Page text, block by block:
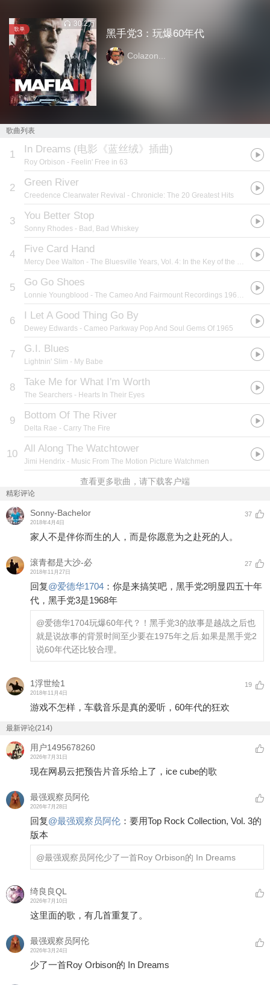
歌单
30.2万
黑手党3：玩爆60年代
Colazon...
歌曲列表
1 In Dreams (电影《蓝丝绒》插曲)
Roy Orbison - Feelin' Free in 63
2 Green River
Creedence Clearwater Revival - Chronicle: The 20 Greatest Hits
3 You Better Stop
Sonny Rhodes - Bad, Bad Whiskey
4 Five Card Hand
Mercy Dee Walton - The Bluesville Years, Vol. 4: In the Key of the Blues
5 Go Go Shoes
Lonnie Youngblood - The Cameo And Fairmount Recordings 1965-1967
6 I Let A Good Thing Go By
Dewey Edwards - Cameo Parkway Pop And Soul Gems Of 1965
7 G.I. Blues
Lightnin' Slim - My Babe
8 Take Me for What I'm Worth
The Searchers - Hearts In Their Eyes
9 Bottom Of The River
Delta Rae - Carry The Fire
10 All Along The Watchtower
Jimi Hendrix - Music From The Motion Picture Watchmen
查看更多歌曲，请下载客户端
精彩评论
Sonny-Bachelor
2018年4月4日
37
家人不是伴你而生的人，而是你愿意为之赴死的人。
滚青都是大沙-必
2018年11月27日
27
回复@爱德华1704 ： 你是来搞笑吧，黑手党2明显四五十年
代，黑手党3是1968年
@爱德华1704玩爆60年代？！黑手党3的故事是越战之后也
就是说故事的背景时间至少要在1975年之后.如果是黑手党2
说60年代还比较合理。
1浮世绘1
2018年11月4日
19
游戏不怎样，车载音乐是真的爱听，60年代的狂欢
最新评论(214)
用户1495678260
2026年7月31日
现在网易云把预告片音乐给上了，ice cube的歌
最强观察员阿伦
2026年7月28日
回复@最强观察员阿伦 ： 要用Top Rock Collection, Vol. 3的
版本
@最强观察员阿伦少了一首Roy Orbison的 In Dreams
绮良良QL
2026年7月10日
这里面的歌，有几首重复了。
最强观察员阿伦
2026年3月24日
少了一首Roy Orbison的 In Dreams